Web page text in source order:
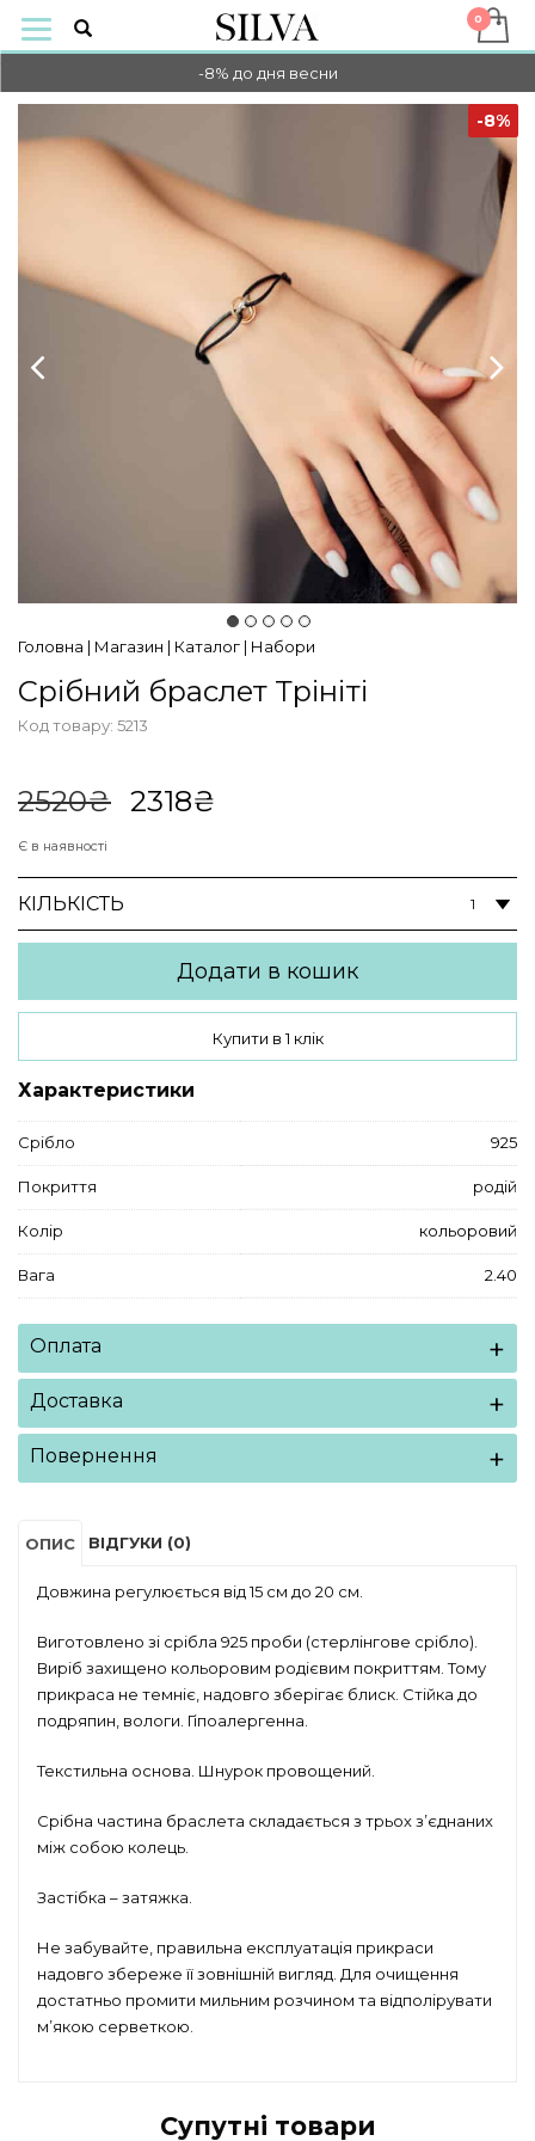
-10% НА ОПЛАТУ ОНЛАЙН
-8% до дня весни
-8%
Головна | Магазин | Каталог | Набори
Срібний браслет Трініті
Код товару: 5213
2520₴ Оригінальна
2318₴
Є в наявності
КІЛЬКІСТЬ
Додати в кошик
Купити в 1 клік
Характеристики
Срібло 925
Покриття родій
Колір кольоровий
Вага 2.40
Оплата
Доставка
Повернення
ОПИС ВІДГУКИ (0)
Довжина регулюється від 15 см до 20 см.
Виготовлено зі срібла 925 проби (стерлінгове срібло).
Виріб захищено кольоровим родієвим покриттям. Тому
прикраса не темніє, надовго зберігає блиск. Стійка до
подряпин, вологи. Гіпоалергенна.
Текстильна основа. Шнурок провощений.
Срібна частина браслета складається з трьох з’єднаних
між собою колець.
Застібка – затяжка.
Не забувайте, правильна експлуатація прикраси
надовго збереже її зовнішній вигляд. Для очищення
достатньо промити мильним розчином та відполірувати
м’якою серветкою.
Супутні товари